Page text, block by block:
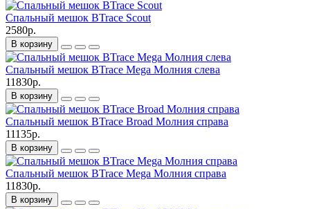
Спальный мешок BTrace Scout
2580р.
В корзину
Спальный мешок BTrace Mega Молния слева
11830р.
В корзину
Спальный мешок BTrace Broad Молния справа
11135р.
В корзину
Спальный мешок BTrace Mega Молния справа
11830р.
В корзину